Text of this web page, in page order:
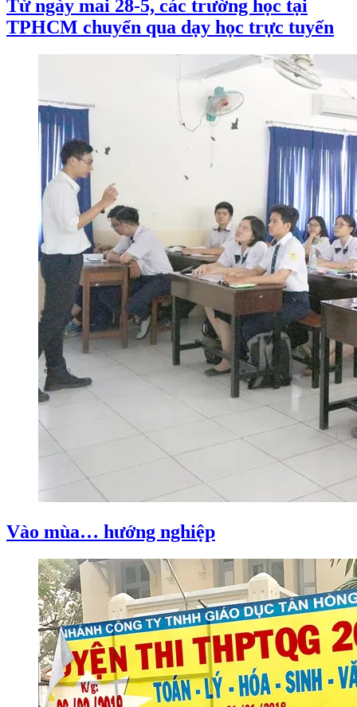
Từ ngày mai 28-5, các trường học tại
TPHCM chuyển qua dạy học trực tuyến
Vào mùa… hướng nghiệp